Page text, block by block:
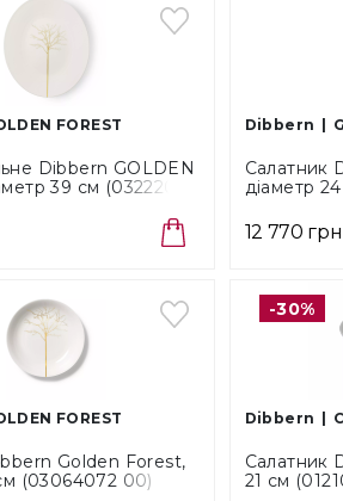
FOREST
Dibbern GOLDEN
39 см (03222072
Dibbern
Салатник
діаметр
12 770 грн
FOREST
Golden Forest,
(03064072 00)
-30%
Dibbern
Салатник
21 см